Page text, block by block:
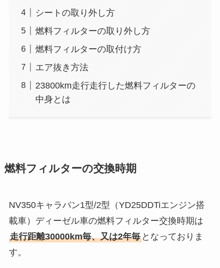
シートの取り外し方
燃料フィルターの取り外し方
燃料フィルターの取付け方
エア抜き方法
23800km走行走行した燃料フィルターの
中身とは
燃料フィルターの交換時期
NV350キャラバン1型/2型（YD25DDTiエンジン搭
載車）ディーゼル車の燃料フィルター交換時期は
走行距離30000km毎、又は2年毎となっておりま
す。